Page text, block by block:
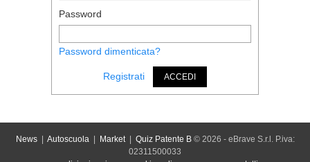
Password
Password dimenticata?
Registrati ACCEDI
News| Autoscuola| Market| Quiz Patente B© 2026 - eBrave S.r.l. P.iva:
02311500033